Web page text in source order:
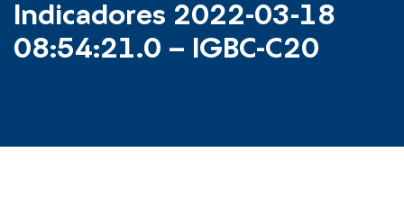
Indicadores 2022-03-18
08:54:21.0 – IGBC-C20